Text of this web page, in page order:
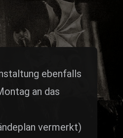
ebenfalls
an das
vermerkt)